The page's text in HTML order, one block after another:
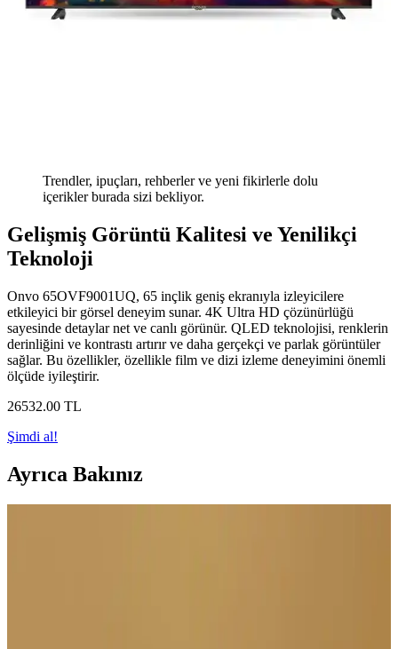
Trendler, ipuçları, rehberler ve yeni fikirlerle dolu
içerikler burada sizi bekliyor.
Gelişmiş Görüntü Kalitesi ve Yenilikçi
Teknoloji
Onvo 65OVF9001UQ, 65 inçlik geniş ekranıyla izleyicilere
etkileyici bir görsel deneyim sunar. 4K Ultra HD çözünürlüğü
sayesinde detaylar net ve canlı görünür. QLED teknolojisi, renklerin
derinliğini ve kontrastı artırır ve daha gerçekçi ve parlak görüntüler
sağlar. Bu özellikler, özellikle film ve dizi izleme deneyimini önemli
ölçüde iyileştirir.
26532.00 TL
Şimdi al!
Ayrıca Bakınız